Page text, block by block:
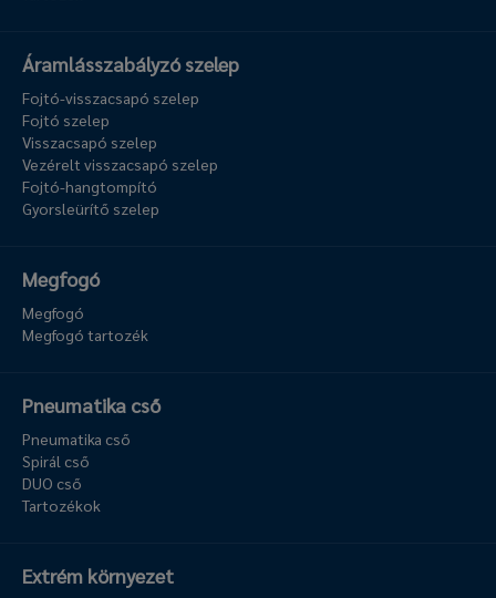
Áramlásszabályzó szelep
Fojtó-visszacsapó szelep
Fojtó szelep
Visszacsapó szelep
Vezérelt visszacsapó szelep
Fojtó-hangtompító
Gyorsleürítő szelep
Megfogó
Megfogó
Megfogó tartozék
Pneumatika cső
Pneumatika cső
Spirál cső
DUO cső
Tartozékok
Extrém környezet